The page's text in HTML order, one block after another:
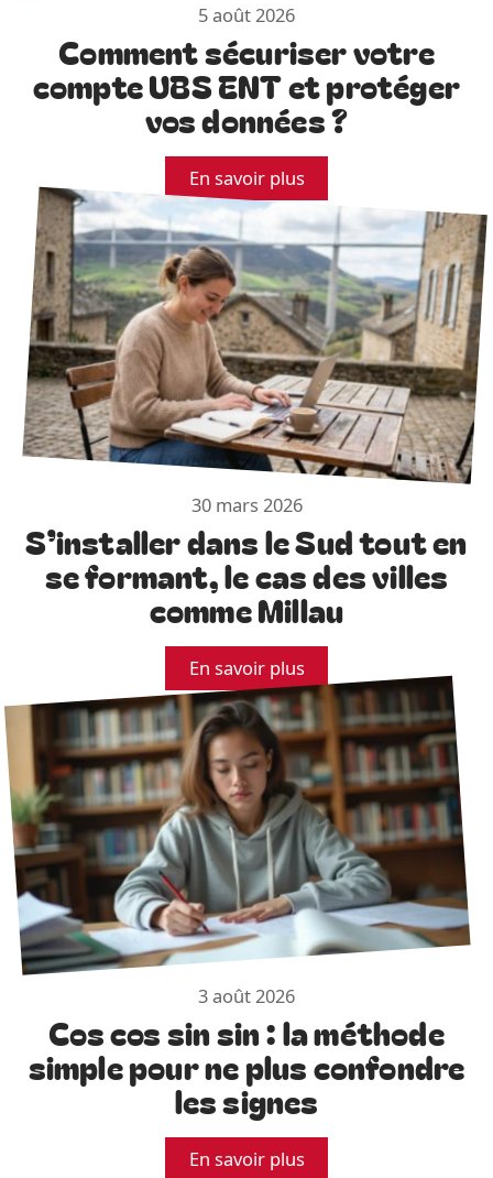
5 août 2026
Comment sécuriser votre
compte UBS ENT et protéger
vos données ?
En savoir plus
30 mars 2026
S’installer dans le Sud tout en
se formant, le cas des villes
comme Millau
En savoir plus
3 août 2026
Cos cos sin sin : la méthode
simple pour ne plus confondre
les signes
En savoir plus